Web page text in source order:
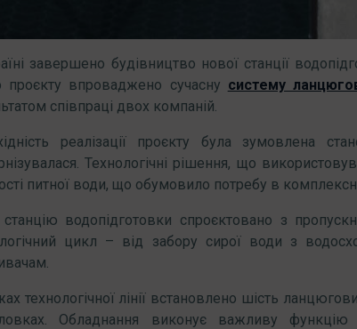
завершено будівництво нової станції
проєкту впроваджено сучасну систему
співпраці двох компаній.
реалізації проєкту була зумовлена
Технологічні рішення, що
питної води, що обумовило потребу в
водопідготовки спроєктовано з
цикл – від забору сирої води з
технологічної лінії встановлено шість
Обладнання виконує важливу